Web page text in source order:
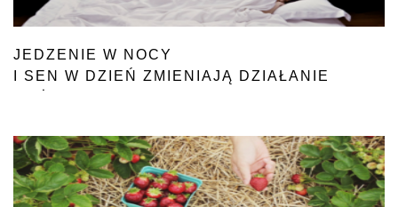
JEDZENIE W NOCY
I SEN W DZIEŃ ZMIENIAJĄ DZIAŁANIE